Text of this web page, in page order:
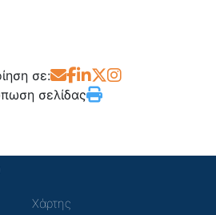
σε:
σελίδας
Χάρτης